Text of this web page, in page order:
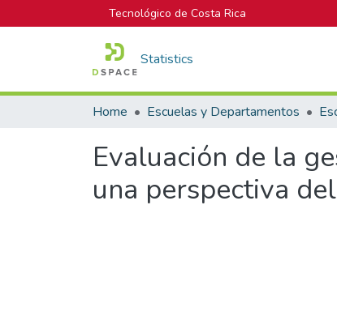
Tecnológico de Costa Rica
Statistics
Home Escuelas y Departamentos
Evaluación de la
una perspectiva